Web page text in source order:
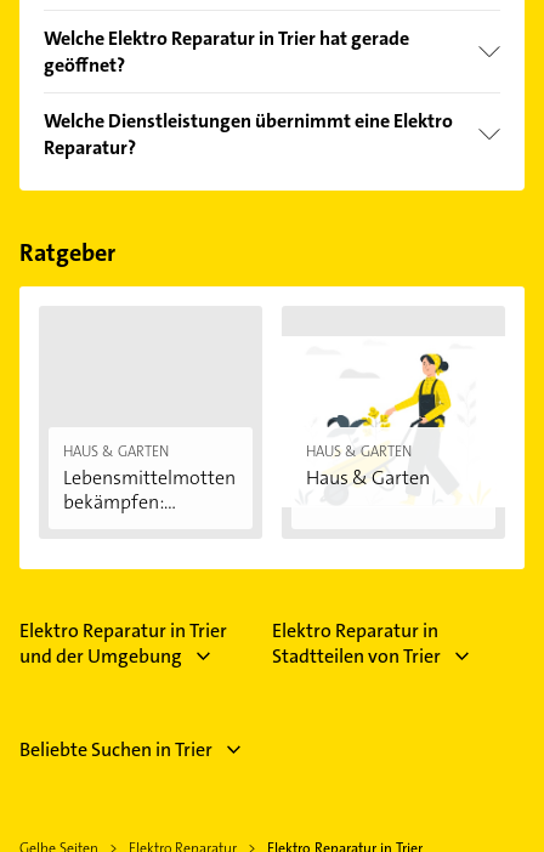
Kundenmeinungen und profitieren Sie von den
Empfehlungen. Die Suchergebnisse können Sie sich
Welche Elektro Reparatur in Trier hat gerade
geöffnet?
Bitte beachten Sie, dass diese an Sonn- und
Feiertagen abweichen können.
Welche Dienstleistungen übernimmt eine Elektro
Reparatur?
Folgende Leistungen werden angeboten: Beratung.
Ratgeber
HAUS & GARTEN
Lebensmittelmotten
bekämpfen:...
HAUS & GARTEN
Haus & Garten
Elektro Reparatur in Trier
und der Umgebung
Elektro Reparatur in
Stadtteilen von Trier
Beliebte Suchen in Trier
Gelbe Seiten Elektro Reparatur Elektro Reparatur in Trier